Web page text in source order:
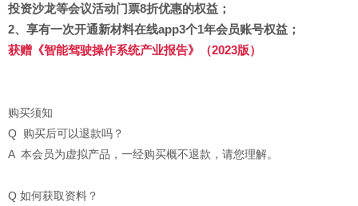
投资沙龙等会议活动门票8折优惠的权益；
2、享有一次开通新材料在线app3个1年会员账号权益 ；
获赠 《智能驾驶操作系统产业报告》（2023版）
购买须知
Q 购买后可以退款吗？
A 本会员为虚拟产品，一经购买概不退款，请您理解。
Q 如何获取资料？